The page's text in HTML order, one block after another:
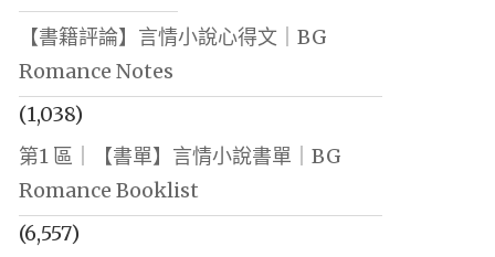
【書籍評論】言情小說心得文｜BG
Romance Notes
(1,038)
第1 區｜【書單】言情小說書單｜BG
Romance Booklist
(6,557)